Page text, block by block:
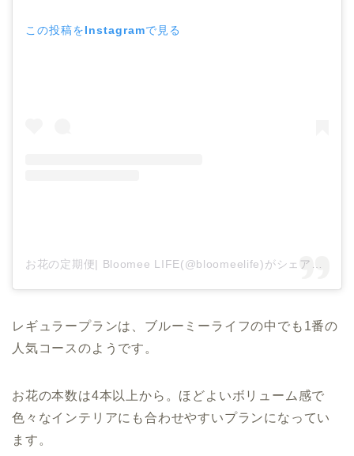
この投稿をInstagramで見る
レギュラープランは、ブルーミーライフの中でも1番の
人気コースのようです。
お花の本数は4本以上から。ほどよいボリューム感で
色々なインテリアにも合わせやすいプランになってい
ます。